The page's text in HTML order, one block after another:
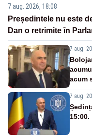
7 aug. 2026, 18:08
Președintele nu este
Dan o retrimite în
7 aug.
acum
7 aug.